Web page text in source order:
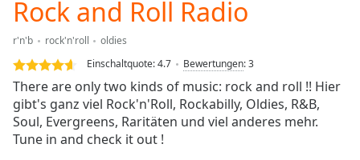
Loaded :
0.00%
Stream
TypeLIVE
Seek to
currently
Rock and Roll Radio
r'n'b rock'n'roll
oldies
Einschaltquote:4.7 Bewertungen:3
There are only two kinds of music: rock and roll !! Hier
gibt's ganz viel Rock'n'Roll, Rockabilly, Oldies, R&B,
Soul, Evergreens, Raritäten und viel anderes mehr.
Tune in and check it out !